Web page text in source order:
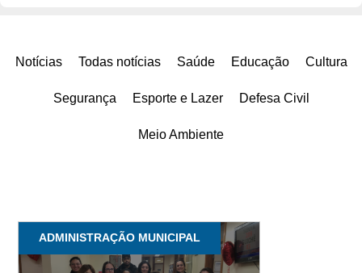
Notícias Todas notícias Saúde Educação Cultura
Segurança Esporte e Lazer Defesa Civil
Meio Ambiente
ADMINISTRAÇÃO MUNICIPAL